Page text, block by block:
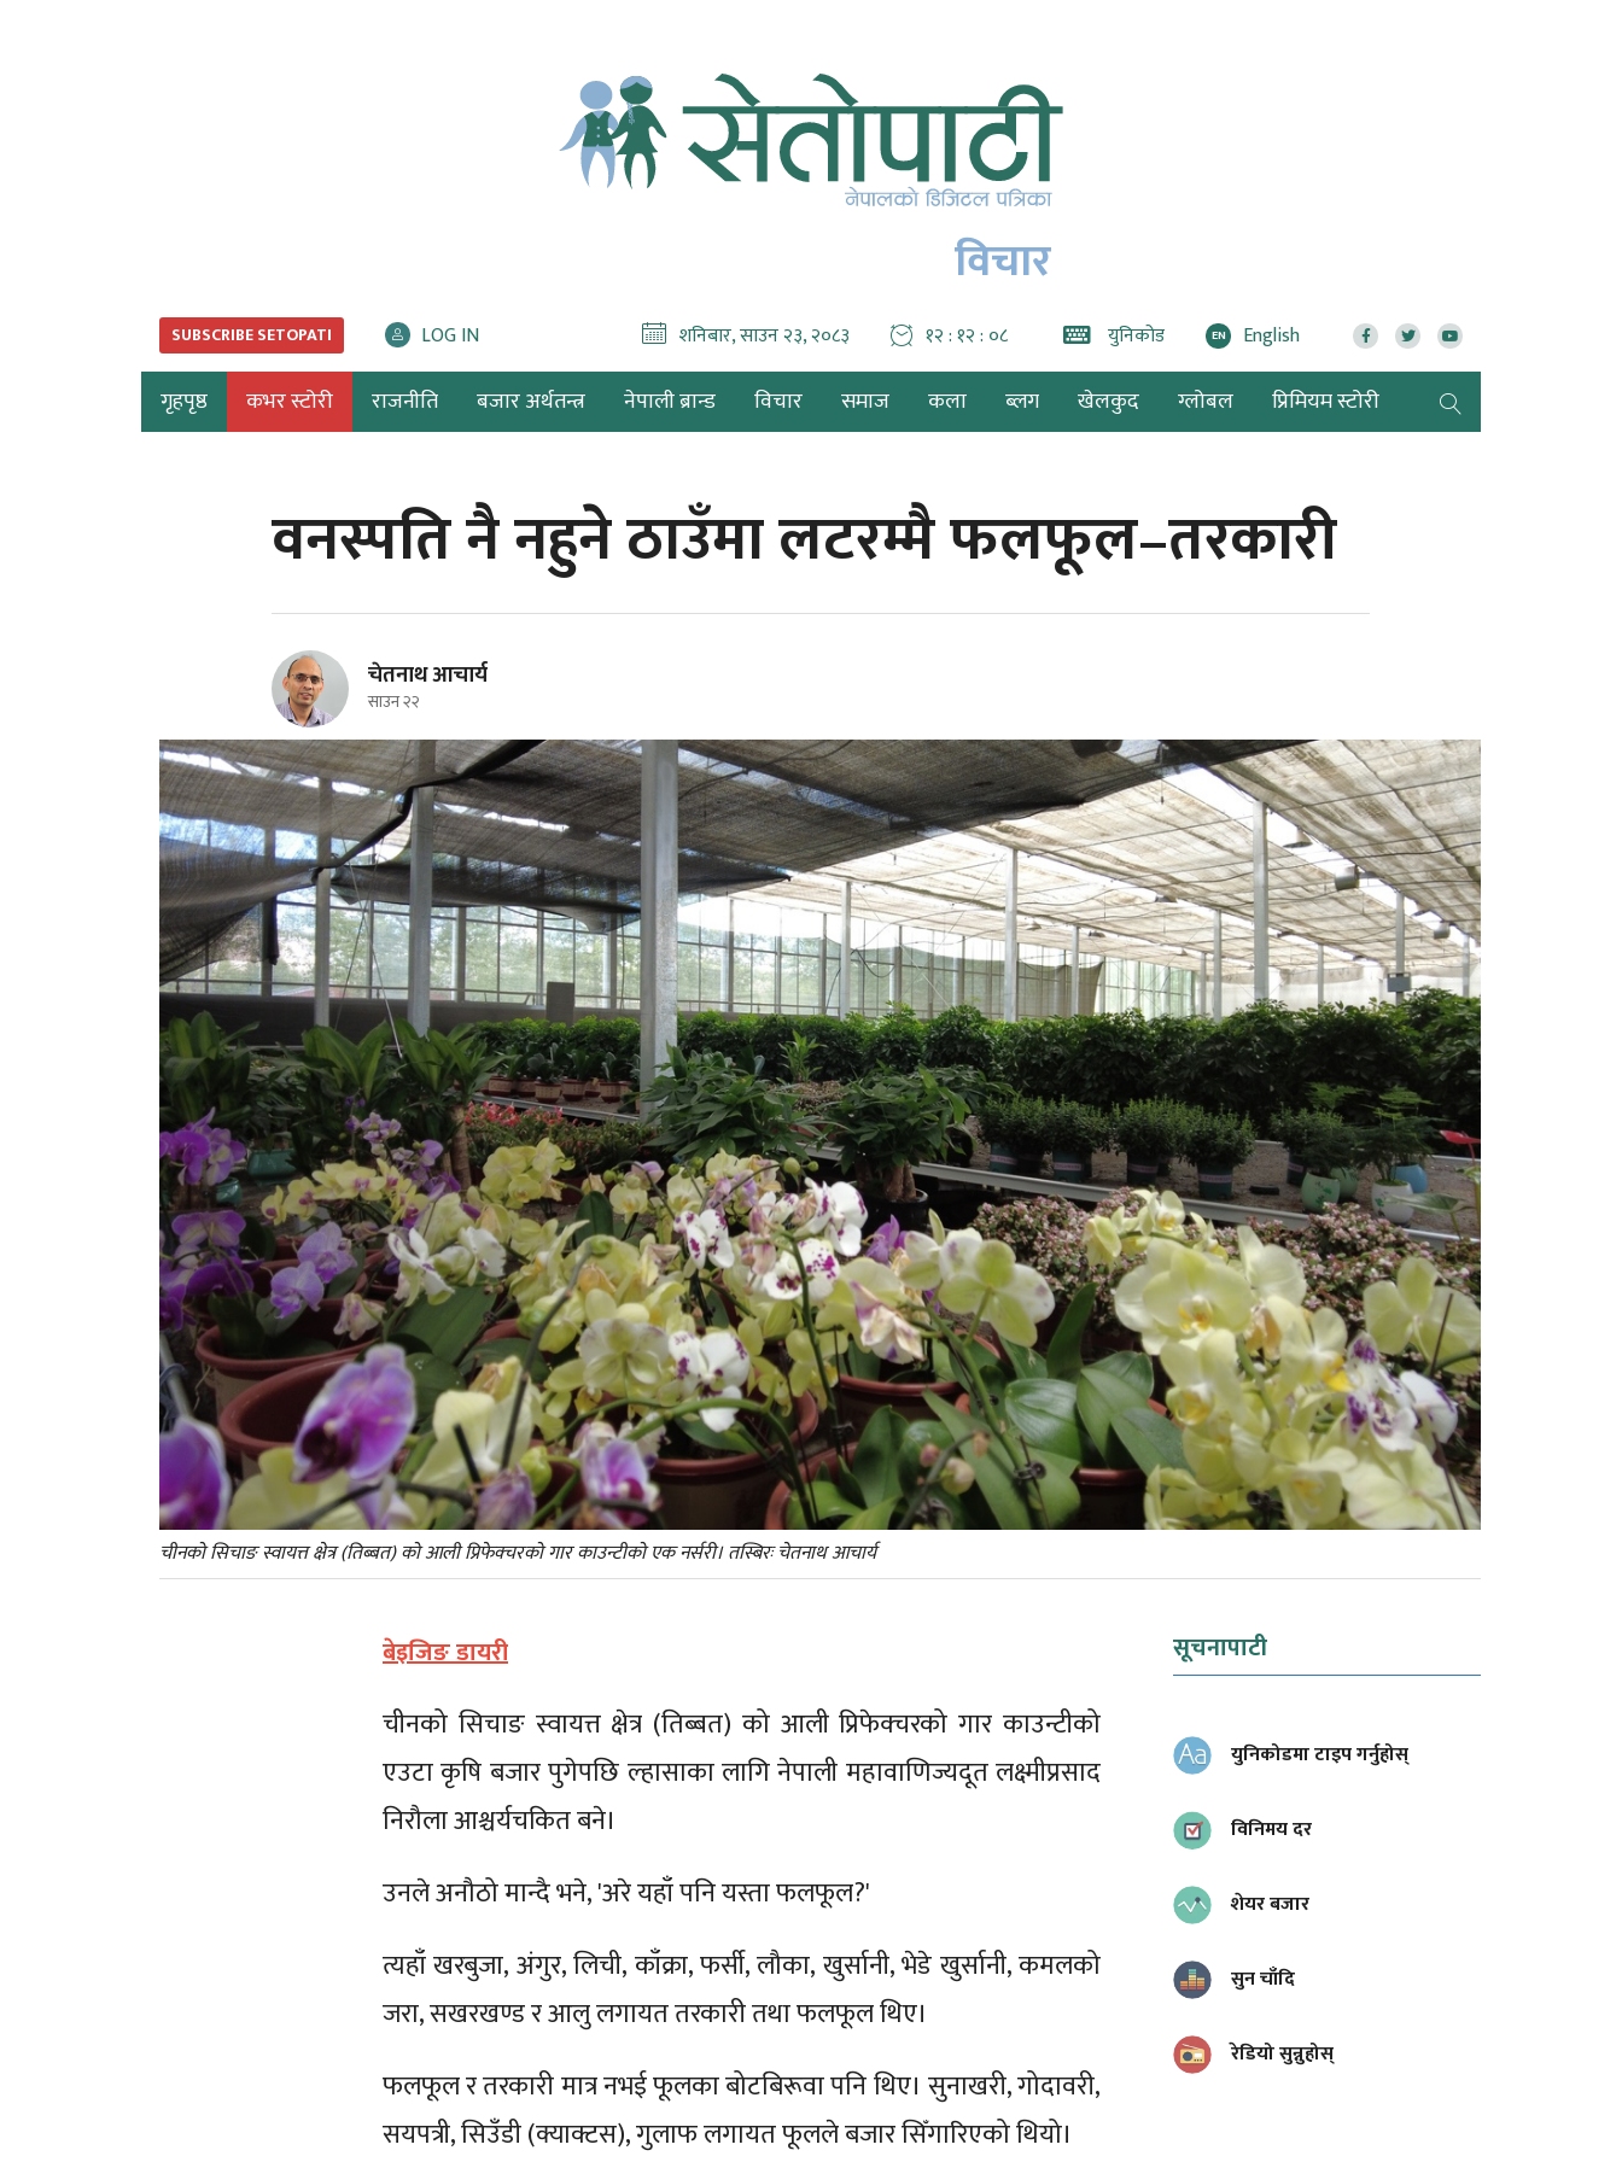
विचार
SUBSCRIBE SETOPATI LOG IN शनिबार, साउन २३, २०८३ १२ : १२ : ०९ युनिकोड EN English
गृहपृष्ठ कभर स्टोरी राजनीति बजार अर्थतन्त्र नेपाली ब्रान्ड विचार समाज कला ब्लग खेलकुद ग्लोबल प्रिमियम स्टोरी
वनस्पति नै नहुने ठाउँमा लटरम्मै फलफूल–तरकारी
चेतनाथ आचार्य
साउन २२
चीनको सिचाङ स्वायत्त क्षेत्र (तिब्बत) को आली प्रिफेक्चरको गार काउन्टीको एक नर्सरी। तस्बिरः चेतनाथ आचार्य
बेइजिङ डायरी
चीनको सिचाङ स्वायत्त क्षेत्र (तिब्बत) को आली प्रिफेक्चरको गार काउन्टीको
एउटा कृषि बजार पुगेपछि ल्हासाका लागि नेपाली महावाणिज्यदूत लक्ष्मीप्रसाद
निरौला आश्चर्यचकित बने।
उनले अनौठो मान्दै भने, 'अरे यहाँ पनि यस्ता फलफूल?'
त्यहाँ खरबुजा, अंगुर, लिची, काँक्रा, फर्सी, लौका, खुर्सानी, भेडे खुर्सानी, कमलको
जरा, सखरखण्ड र आलु लगायत तरकारी तथा फलफूल थिए।
फलफूल र तरकारी मात्र नभई फूलका बोटबिरूवा पनि थिए। सुनाखरी, गोदावरी,
सयपत्री, सिउँडी (क्याक्टस), गुलाफ लगायत फूलले बजार सिँगारिएको थियो।
सूचनापाटी
युनिकोडमा टाइप गर्नुहोस्
विनिमय दर
शेयर बजार
सुन चाँदि
रेडियो सुन्नुहोस्